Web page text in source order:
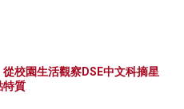
校園生活觀察DSE中文科摘星
特質